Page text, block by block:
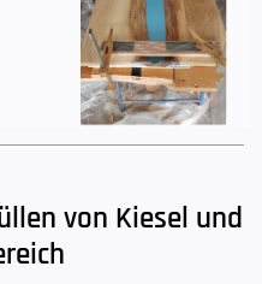
von Kiesel und